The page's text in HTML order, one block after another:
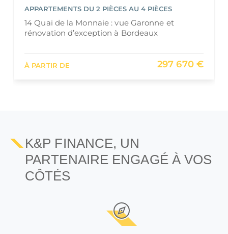
APPARTEMENTS DU STUDIO AU 3 PIÈCES
L’élégance patrimoniale au cœur de Bordeaux
À PARTIR DE 265 000 €
K&P FINANCE, UN
PARTENAIRE ENGAGÉ À VOS
CÔTÉS